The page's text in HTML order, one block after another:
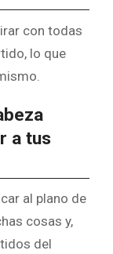
con todas
lo que
a tus
al plano de
cosas y,
del